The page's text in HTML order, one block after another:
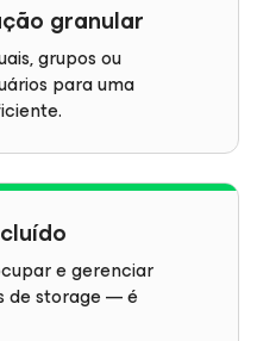
granular
grupos ou
para uma
e gerenciar
de storage — é